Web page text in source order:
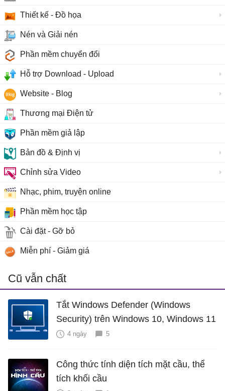
Thiết kế - Đồ họa
Nén và Giải nén
Phần mềm chuyển đổi
Hỗ trợ Download - Upload
Website - Blog
Thương mại Điện tử
Phần mềm giả lập
Bản đồ & Định vị
Chỉnh sửa Video
Nhạc, phim, truyện online
Phần mềm học tập
Cài đặt - Gỡ bỏ
Miễn phí - Giảm giá
Cũ vẫn chất
Tắt Windows Defender (Windows
Security) trên Windows 10, Windows 11
4 ngày 5
Công thức tính diện tích mặt cầu, thể
tích khối cầu